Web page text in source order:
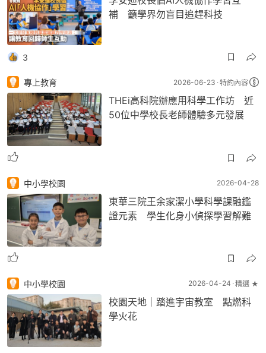
補 籲學界勿盲目追趕科技
3
專上教育 2026-06-23 特約內容
THEi高科院辦應用科學工作坊 近
50位中學校長老師體驗多元發展
中小學校園 2026-04-28
東華三院王余家潔小學科學課融鑑
證元素 學生化身小偵探學習解難
中小學校園 2026-04-24 精選 ★
校園天地｜踏進宇宙教室 點燃科
學火花